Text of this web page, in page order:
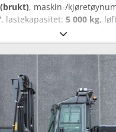
, maskin-/
, lastekapasitet: 5 000 kg,
,
2 400 mm, total lengde:3
mm, driftsvekt:9 641 kg,
Dual tread, Battery
ECG50-6 fra Uniktruck
Hjultype –
– drivhjul: 8.25-15
75-15 Cedpfeyuh Nnsx